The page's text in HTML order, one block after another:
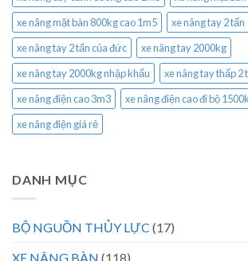
xe nâng mặt bàn 800kg cao 1m5
xe nâng tay 2 tấn
xe nâng tay 2 tấn của đức
xe nâng tay 2000kg
xe nâng tay 2000kg nhập khẩu
xe nâng tay thấp 2
xe nâng điện cao 3m3
xe nâng điện cao đi bộ
xe nâng điện giá rẻ
DANH MỤC
BỘ NGUỒN THỦY LỰC (17)
XE NÂNG BÀN (118)